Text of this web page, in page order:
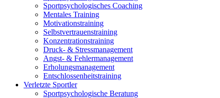
Sportpsychologisches Coaching
Mentales Training
Motivationstraining
Selbstvertrauenstraining
Konzentrationstraining
Druck- & Stressmanagement
Angst- & Fehlermanagement
Erholungsmanagement
Entschlossenheitstraining
Verletzte Sportler
Sportpsychologische Beratung